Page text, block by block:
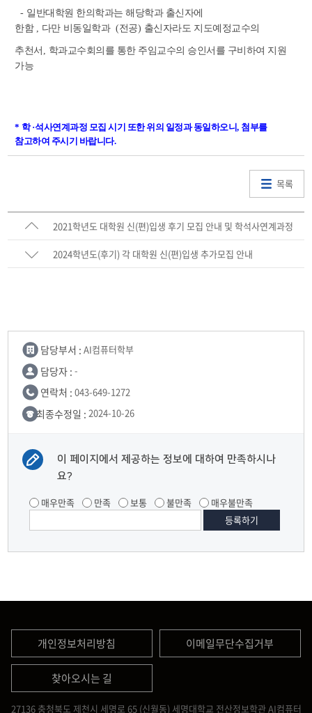
- 일반대학원 한의학과는 해당학과 출신자에
한함
다만 비동일학과 (전공) 출신자라도 지도예정교수의
추천서 학과교수회의를 통한 주임교수의 승인서를 구비하여 지원
가능
* 학 ·석사연계과정 모집 시기 또한 위의 일정과 동일하오니, 첨부를
참고하여 주시기 바랍니다.
목록
2021학년도 대학원 신(편)입생 후기 모집 안내 및 학석사연계과정
(2022학년도 입학예정) 모집 안내
2024학년도(후기) 각 대학원 신(편)입생 추가모집 안내
담당부서 : AI컴퓨터학부
담당자 : -
연락처 : 043-649-1272
최종수정일 : 2024-10-26
이 페이지에서 제공하는 정보에 대하여 만족하시나
요?
매우만족 만족 보통 불만족 매우불만족
개인정보처리방침 이메일무단수집거부
찾아오시는 길
27136 충청북도 제천시 세명로 65 (신월동) 세명대학교 전산정보학관 AI컴퓨터